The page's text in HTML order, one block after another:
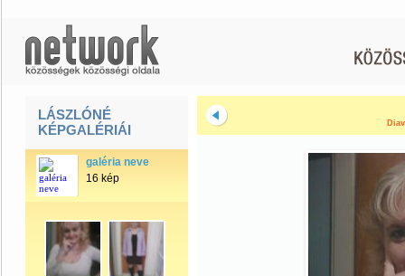
LÁSZLÓNÉ
KÉPGALÉRIÁI
galéria neve
16 kép